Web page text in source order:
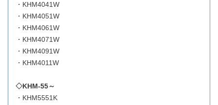
・KHM4041W
・KHM4051W
・KHM4061W
・KHM4071W
・KHM4091W
・KHM4011W
◇KHM-55～
・KHM5551K